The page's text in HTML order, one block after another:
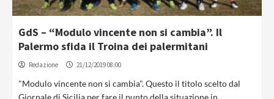
GdS – “Modulo vincente non si cambia”. Il
Palermo sfida il Troina dei palermitani
Redazione 21/12/2019 08:00
"Modulo vincente non si cambia". Questo il titolo scelto dal
Giornale di Sicilia per fare il punto della situazione in...